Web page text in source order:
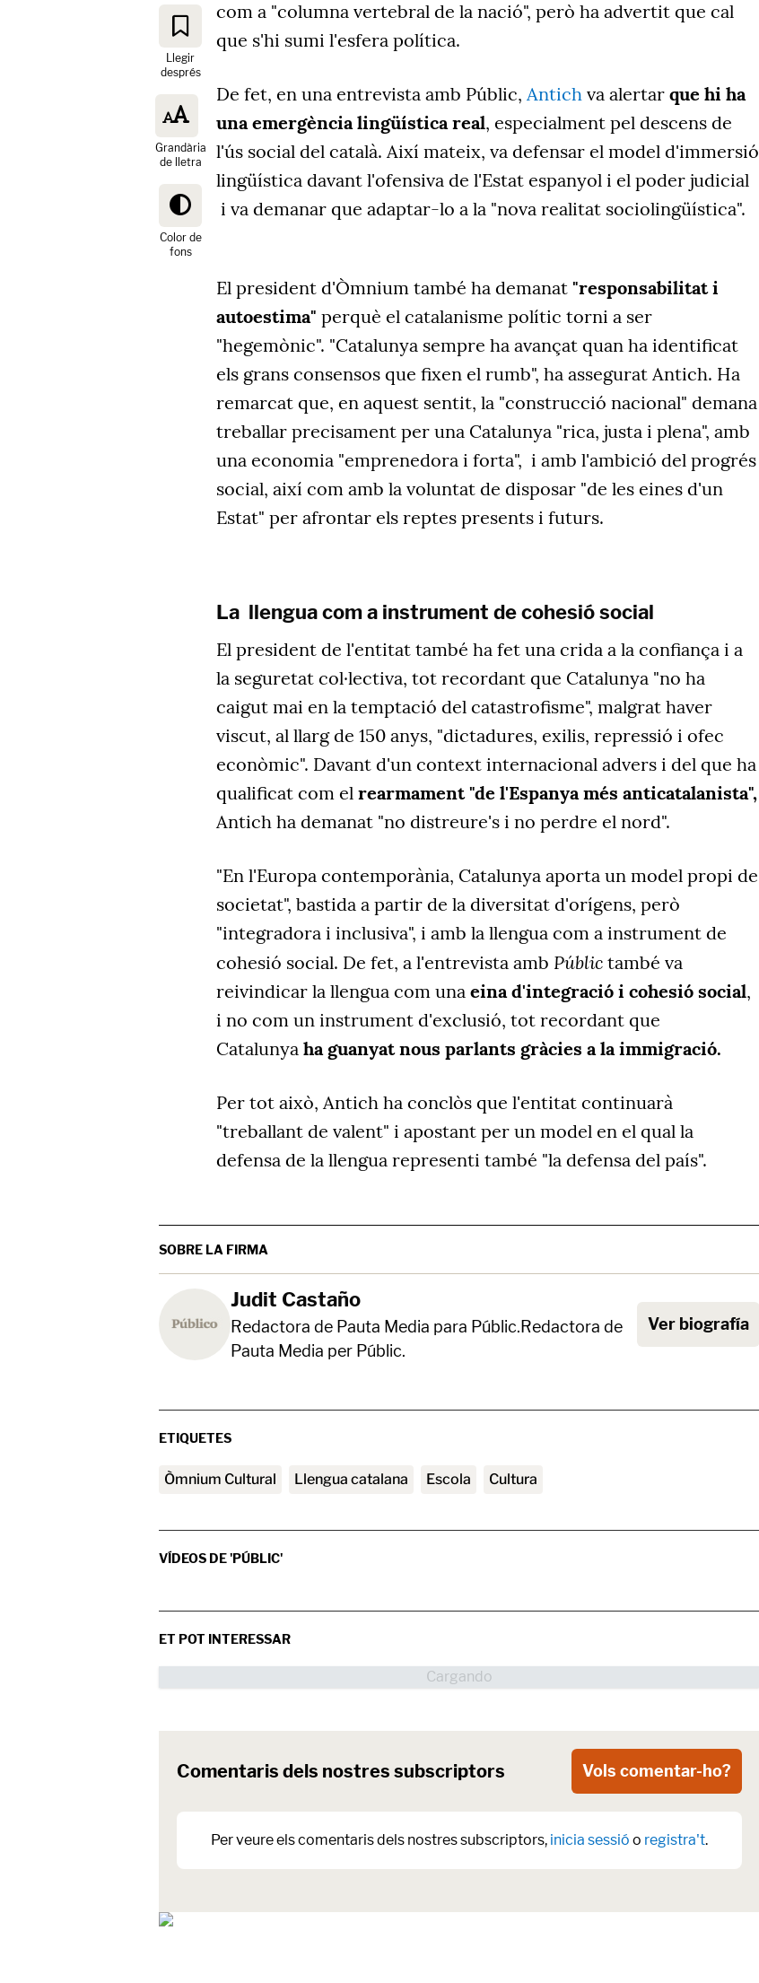
Llegir
després
Grandària
de lletra
Color de
fons
com a "columna vertebral de la nació", però ha advertit que cal
que s'hi sumi l'esfera política.
De fet, en una entrevista amb Públic, Antich va alertar que hi ha
una emergència lingüística real, especialment pel descens de
l'ús social del català. Així mateix, va defensar el model d'immersió
lingüística davant l'ofensiva de l'Estat espanyol i el poder judicial
i va demanar que adaptar-lo a la "nova realitat sociolingüística".
El president d'Òmnium també ha demanat "responsabilitat i
autoestima" perquè el catalanisme polític torni a ser
"hegemònic". "Catalunya sempre ha avançat quan ha identificat
els grans consensos que fixen el rumb", ha assegurat Antich. Ha
remarcat que, en aquest sentit, la "construcció nacional" demana
treballar precisament per una Catalunya "rica, justa i plena", amb
una economia "emprenedora i forta", i amb l'ambició del progrés
social, així com amb la voluntat de disposar "de les eines d'un
Estat" per afrontar els reptes presents i futurs.
La llengua com a instrument de cohesió social
El president de l'entitat també ha fet una crida a la confiança i a
la seguretat col·lectiva, tot recordant que Catalunya "no ha
caigut mai en la temptació del catastrofisme", malgrat haver
viscut, al llarg de 150 anys, "dictadures, exilis, repressió i ofec
econòmic". Davant d'un context internacional advers i del que ha
qualificat com el rearmament "de l'Espanya més anticatalanista",
Antich ha demanat "no distreure's i no perdre el nord".
"En l'Europa contemporània, Catalunya aporta un model propi de
societat", bastida a partir de la diversitat d'orígens, però
"integradora i inclusiva", i amb la llengua com a instrument de
cohesió social. De fet, a l'entrevista amb Públic també va
reivindicar la llengua com una eina d'integració i cohesió social,
i no com un instrument d'exclusió, tot recordant que
Catalunya ha guanyat nous parlants gràcies a la immigració.
Per tot això, Antich ha conclòs que l'entitat continuarà
"treballant de valent" i apostant per un model en el qual la
defensa de la llengua representi també "la defensa del país".
SOBRE LA FIRMA
Judit Castaño
Redactora de Pauta Media para Públic.Redactora de
Pauta Media per Públic.
Ver biografía
ETIQUETES
Òmnium Cultural Llengua catalana escola Cultura
VÍDEOS DE 'PÚBLIC'
ET POT INTERESSAR
Comentaris dels nostres subscriptors Vols comentar-ho?
Per veure els comentaris dels nostres subscriptors, inicia sessió o registra't.